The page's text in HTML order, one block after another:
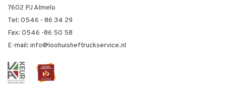
7602 PJ Almelo
Tel: 0546 - 86 34 29
Fax: 0546 -86 50 58
E-mail: info@loohuisheftruckservice.nl